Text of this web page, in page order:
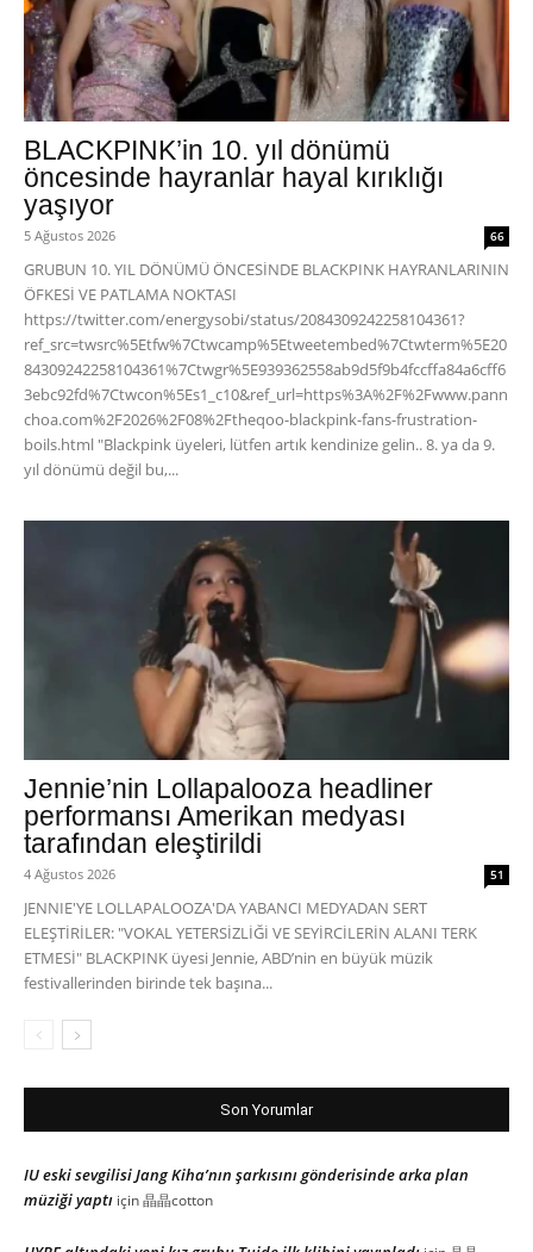
BLACKPINK’in 10. yıl dönümü
öncesinde hayranlar hayal kırıklığı
yaşıyor
5 Ağustos 2026 66
GRUBUN 10. YIL DÖNÜMÜ ÖNCESİNDE BLACKPINK HAYRANLARININ
ÖFKESİ VE PATLAMA NOKTASI
https://twitter.com/energysobi/status/2084309242258104361?
ref_src=twsrc%5Etfw%7Ctwcamp%5Etweetembed%7Ctwterm%5E20
84309242258104361%7Ctwgr%5E939362558ab9d5f9b4fccffa84a6cff6
3ebc92fd%7Ctwcon%5Es1_c10&ref_url=https%3A%2F%2Fwww.pann
choa.com%2F2026%2F08%2Ftheqoo-blackpink-fans-frustration-
boils.html "Blackpink üyeleri, lütfen artık kendinize gelin.. 8. ya da 9.
yıl dönümü değil bu,...
Jennie’nin Lollapalooza headliner
performansı Amerikan medyası
tarafından eleştirildi
4 Ağustos 2026 51
JENNIE'YE LOLLAPALOOZA'DA YABANCI MEDYADAN SERT
ELEŞTİRİLER: "VOKAL YETERSİZLİĞİ VE SEYİRCİLERİN ALANI TERK
ETMESİ" BLACKPINK üyesi Jennie, ABD’nin en büyük müzik
festivallerinden birinde tek başına...
Son Yorumlar
IU eski sevgilisi Jang Kiha’nın şarkısını gönderisinde arka plan
müziği yaptı için晶晶cotton